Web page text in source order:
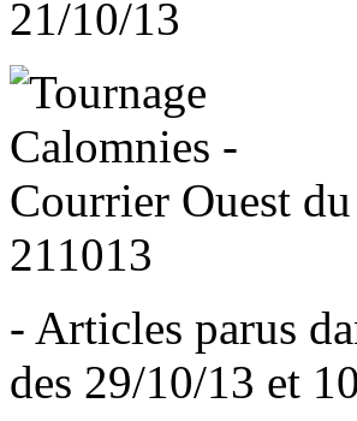
21/10/13
- Articles parus
des 29/10/13 et